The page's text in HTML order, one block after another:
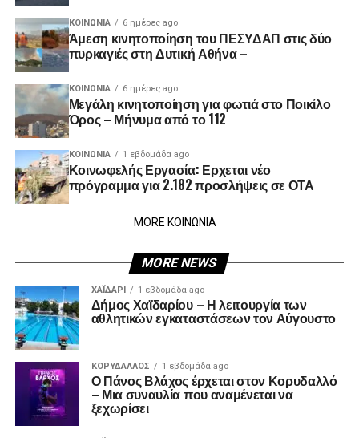
ΚΟΙΝΩΝΊΑ 6 ημέρες ago
Άμεση κινητοποίηση του ΠΕΣΥΔΑΠ στις δύο
πυρκαγιές στη Δυτική Αθήνα –
ΚΟΙΝΩΝΊΑ 6 ημέρες ago
Μεγάλη κινητοποίηση για φωτιά στο Ποικίλο
Όρος – Μήνυμα από το 112
ΚΟΙΝΩΝΊΑ 1 εβδομάδα ago
Κοινωφελής Εργασία: Ερχεται νέο
πρόγραμμα για 2.182 προσλήψεις σε ΟΤΑ
MORE ΚΟΙΝΩΝΙΑ
MORE NEWS
ΧΑΪΔΑΡΙ 1 εβδομάδα ago
Δήμος Χαϊδαρίου – Η λειτουργία των
αθλητικών εγκαταστάσεων τον Αύγουστο
ΚΟΡΥΔΑΛΛΟΣ 1 εβδομάδα ago
Ο Πάνος Βλάχος έρχεται στον Κορυδαλλό
– Μια συναυλία που αναμένεται να
ξεχωρίσει